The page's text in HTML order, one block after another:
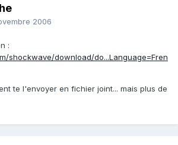
2006
:
shockwave/download/do...Language=Fren
te l'envoyer en fichier joint... mais plus de